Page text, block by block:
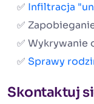
✅ Infiltracja
✅
✅ Wykrywanie
✅ Sprawy
Skontaktuj